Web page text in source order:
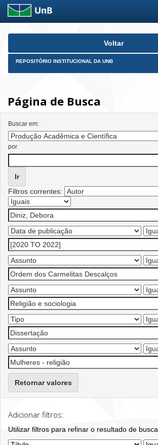
Skip
Voltar
REPOSITÓRIO INSTITUCIONAL DA UNB
Página de Busca
Buscar em:
por
Filtros correntes:
Retornar valores
Adicionar filtros:
Utilizar filtros para refinar o resultado de busca.